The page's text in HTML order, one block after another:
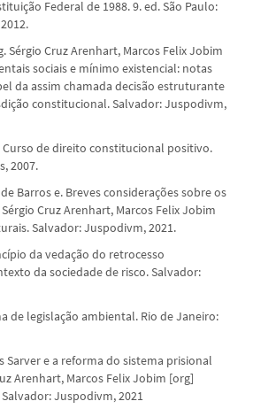
Federal de 1988. 9. ed. São Paulo:
Sérgio Cruz Arenhart, Marcos Felix Jobim
sociais e mínimo existencial: notas
da assim chamada decisão estruturante
constitucional. Salvador: Juspodivm,
Curso de direito constitucional positivo.
2007.
de Barros e. Breves considerações sobre os
Cruz Arenhart, Marcos Felix Jobim
Salvador: Juspodivm, 2021.
da vedação do retrocesso
da sociedade de risco. Salvador:
de legislação ambiental. Rio de Janeiro:
Sarver e a reforma do sistema prisional
Arenhart, Marcos Felix Jobim [org]
Juspodivm, 2021